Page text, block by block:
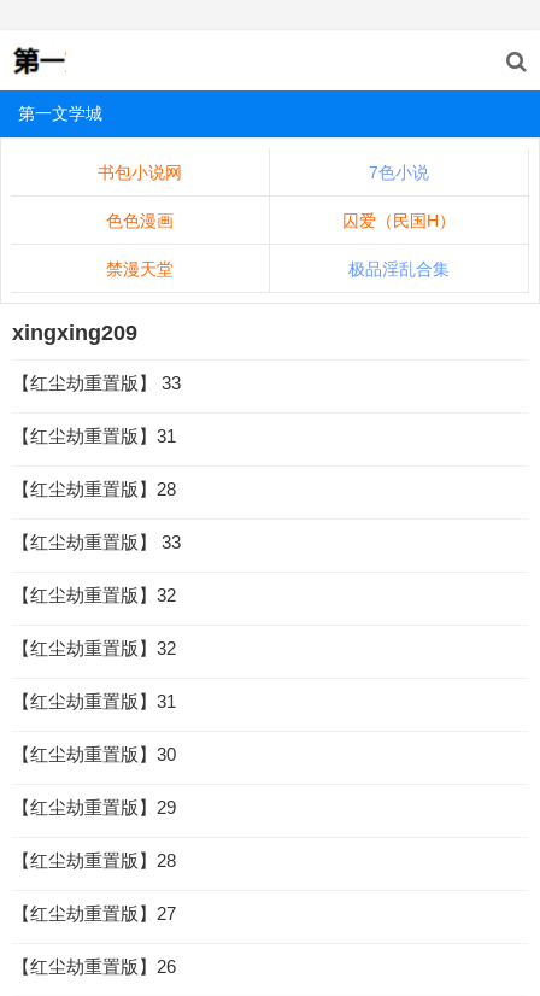
第一文学城
书包小说网 7色小说
色色漫画 囚爱（民国H）
禁漫天堂 极品淫乱合集
xingxing209
【红尘劫重置版】 33
【红尘劫重置版】31
【红尘劫重置版】28
【红尘劫重置版】 33
【红尘劫重置版】32
【红尘劫重置版】32
【红尘劫重置版】31
【红尘劫重置版】30
【红尘劫重置版】29
【红尘劫重置版】28
【红尘劫重置版】27
【红尘劫重置版】26